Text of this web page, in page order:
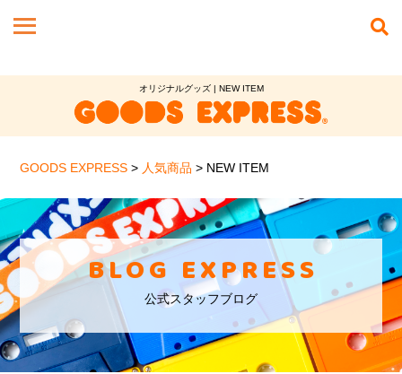
オリジナルグッズ | NEW ITEM
GOODS EXPRESS > 人気商品 > NEW ITEM
BLOG EXPRESS
公式スタッフブログ